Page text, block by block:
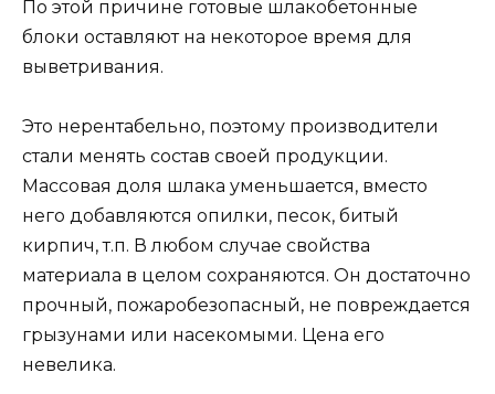
По этой причине готовые шлакобетонные
блоки оставляют на некоторое время для
выветривания.
Это нерентабельно, поэтому производители
стали менять состав своей продукции.
Массовая доля шлака уменьшается, вместо
него добавляются опилки, песок, битый
кирпич, т.п. В любом случае свойства
материала в целом сохраняются. Он достаточно
прочный, пожаробезопасный, не повреждается
грызунами или насекомыми. Цена его
невелика.